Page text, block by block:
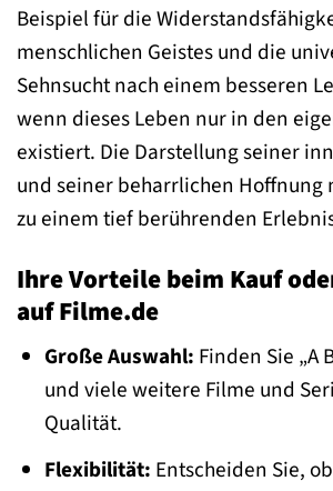
Beispiel für die
menschlichen Geistes und die
Sehnsucht nach einem besseren
wenn dieses Leben nur in den
existiert. Die Darstellung seiner
und seiner beharrlichen Hoffnung
zu einem tief berührenden
Ihre Vorteile beim Kauf
auf Filme.de
Große Auswahl: Finden Sie „A
und viele weitere Filme und
Qualität.
Flexibilität: Entscheiden Sie,